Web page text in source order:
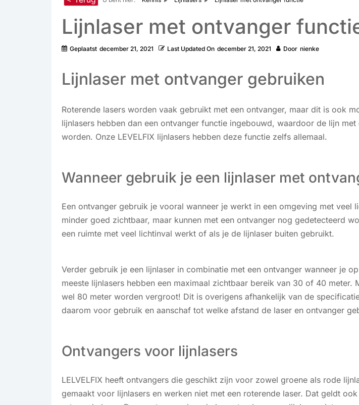
Lijnlaser met ontvanger
Geplaatst december 21, 2021 Last Updated On december 21, 2021 Door nienke
Lijnlaser met ontvanger gebruiken
Roterende lasers worden vaak gebruikt met een ontvanger, maar dit is ook
lijnlasers hebben dan een ontvanger functie ingebouwd, waardoor de lijn
worden. Onze LEVELFIX lijnlasers hebben deze functie zelfs allemaal.
Wanneer gebruik je een lijnlaser met
Een ontvanger gebruik je vooral wanneer je werkt in een omgeving met veel
minder goed zichtbaar, maar kunnen met een ontvanger nog gedetecteerd
een ruimte met veel lichtinval werkt of als je de lijnlaser buiten gebruikt.
Verder gebruik je een lijnlaser in combinatie met een ontvanger wanneer je
meeste lijnlasers hebben een maximaal zichtbaar bereik van 30 of 40 meter.
wel 80 meter worden vergroot! Dit is overigens afhankelijk van de
daarom voor gebruik en aanschaf tot welke afstand de laser en ontvanger
Ontvangers voor lijnlasers
LELVELFIX heeft ontvangers die geschikt zijn voor zowel groene als rode
gemaakt voor lijnlasers en werken niet met een roterende laser. Dat geldt